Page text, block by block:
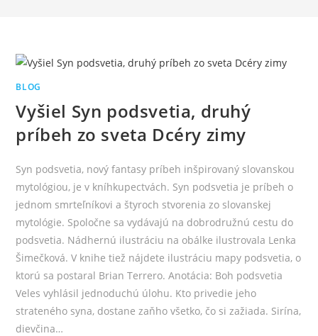
BLOG
Vyšiel Syn podsvetia, druhý
príbeh zo sveta Dcéry zimy
Syn podsvetia, nový fantasy príbeh inšpirovaný slovanskou
mytológiou, je v kníhkupectvách. Syn podsvetia je príbeh o
jednom smrteľníkovi a štyroch stvorenia zo slovanskej
mytológie. Spoločne sa vydávajú na dobrodružnú cestu do
podsvetia. Nádhernú ilustráciu na obálke ilustrovala Lenka
Šimečková. V knihe tiež nájdete ilustráciu mapy podsvetia, o
ktorú sa postaral Brian Terrero. Anotácia: Boh podsvetia
Veles vyhlásil jednoduchú úlohu. Kto privedie jeho
strateného syna, dostane zaňho všetko, čo si zažiada. Sirína,
dievčina…